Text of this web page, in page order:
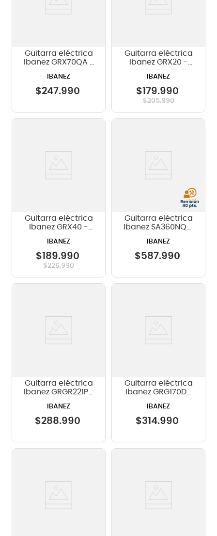
Guitarra eléctrica
Ibanez GRX70QA -
Burst
IBANEZ
$247.990
Guitarra eléctrica
Ibanez GRX20 -
IBANEZ
$179.990
$205.990
Guitarra eléctrica
Ibanez GRX40 -
IBANEZ
$189.990
$226.990
Guitarra eléctrica
Ibanez SA360NQM
Gradation
IBANEZ
$587.990
Guitarra eléctrica
Ibanez GRGR221PA
IBANEZ
$288.990
Guitarra eléctrica
Ibanez GRG170DX
IBANEZ
$314.990